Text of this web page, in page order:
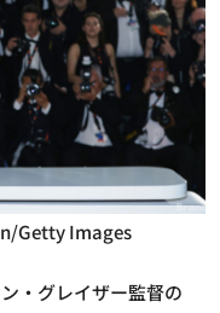
Getty Images
・グレイザー監督の